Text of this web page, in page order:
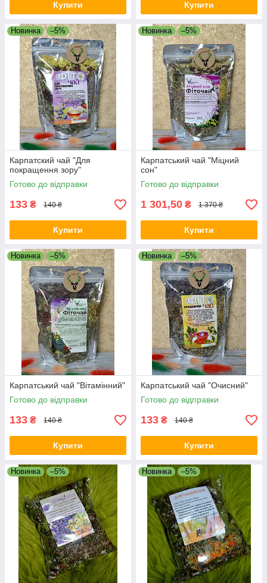
Купити Купити
Новинка –5%
Карпатский чай "Для
покращення зору"
Готово до відправки
133 ₴ 140 ₴
Купити
Новинка –5%
Карпатський чай "Міцний
сон"
Готово до відправки
1 301,50 ₴ 1 370 ₴
Купити
Новинка –5%
Карпатський чай "Вітамінний"
Готово до відправки
133 ₴ 140 ₴
Купити
Новинка –5%
Карпатський чай "Очисний"
Готово до відправки
133 ₴ 140 ₴
Купити
Новинка –5% Новинка –5%